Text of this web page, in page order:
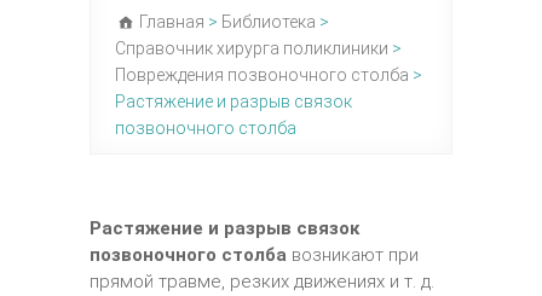
Главная > Библиотека >
Справочник хирурга поликлиники >
Повреждения позвоночного столба >
Растяжение и разрыв связок
позвоночного столба
Растяжение и разрыв связок
позвоночного столба возникают при
прямой травме, резких движениях и т. д.